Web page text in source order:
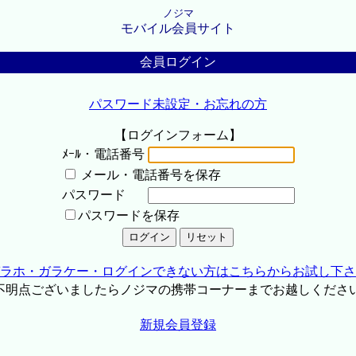
ノジマ
モバイル会員サイト
会員ログイン
パスワード未設定・お忘れの方
【ログインフォーム】
ﾒｰﾙ・電話番号
メール・電話番号を保存
パスワード
パスワードを保存
ホ・ガラケー・ログインできない方はこちらからお試し下
点ございましたらノジマの携帯コーナーまでお越しくださ
新規会員登録